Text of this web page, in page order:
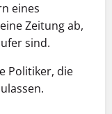
eines
Zeitung ab,
sind.
Politiker, die